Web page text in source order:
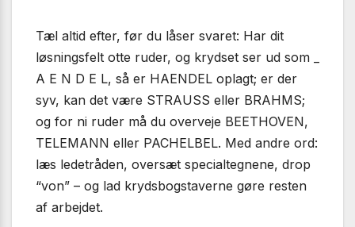
Tæl altid efter, før du låser svaret: Har dit
løsningsfelt otte ruder, og krydset ser ud som _
A E N D E L, så er HAENDEL oplagt; er der
syv, kan det være STRAUSS eller BRAHMS;
og for ni ruder må du overveje BEETHOVEN,
TELEMANN eller PACHELBEL. Med andre ord:
læs ledetråden, oversæt specialtegnene, drop
“von” – og lad krydsbogstaverne gøre resten
af arbejdet.